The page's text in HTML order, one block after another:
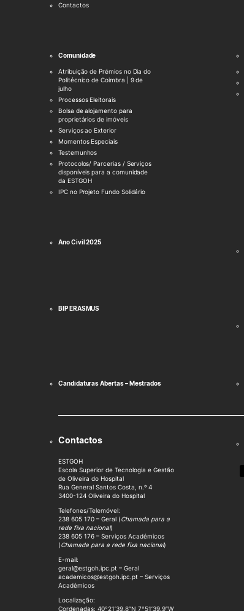
Contactos
Comunidade
Atribuição de Prémios no Dia do
Politécnico de Coimbra | 9 de
julho
Processos Eleitorais
Bolsa de alojamento para
proprietários de imóveis
Serviços ao Exterior
Momentos Especiais
Testemunhos
Protocolos/ Parcerias / Serviços
disponíveis para a comunidade
da ESTGOH
IPC no Projeto Fundo Solidário
Ano Civil 2025
BIP ERASMUS
Candidaturas Abertas – Mestrados
Contactos
ESTGOH
Escola Superior de Tecnologia e Gestão
de Oliveira do Hospital
Rua General Santos Costa, n.º 4
3400-124 Oliveira do Hospital
Telefones/Telemóvel:
238 605 170 – Geral (Chamada para a
rede fixa nacional)
238 605 176 – Serviços Académicos
(Chamada para a rede fixa nacional)
E-mail:
geral@estgoh.ipc.pt – Geral
academicos@estgoh.ipc.pt – Serviços
Académicos
Localização:
Cordenadas: 40°21’39.8″N 7°51’39.9″W